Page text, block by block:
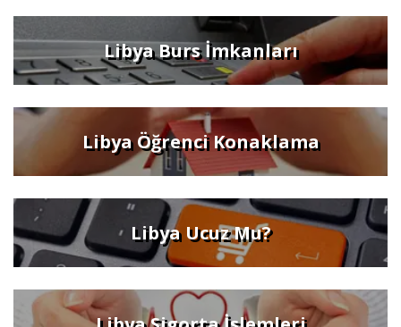
Libya Burs İmkanları
Libya Öğrenci Konaklama
Libya Ucuz Mu?